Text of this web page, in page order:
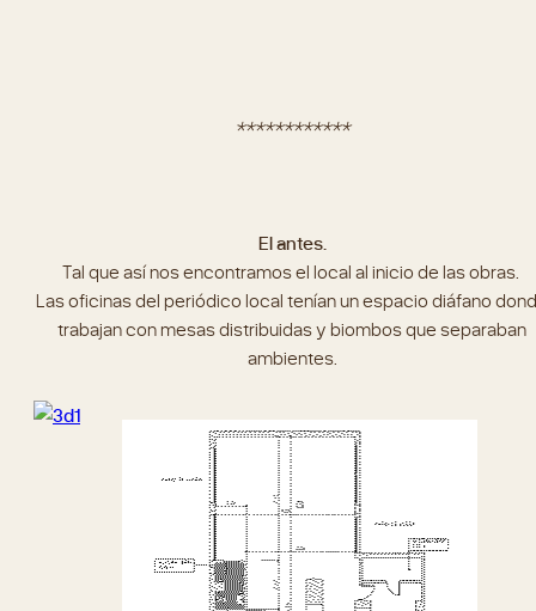
************
El antes.
Tal que así nos encontramos el local al inicio de las obras.
Las oficinas del periódico local tenían un espacio diáfano
trabajan con mesas distribuidas y biombos que separaban
ambientes.